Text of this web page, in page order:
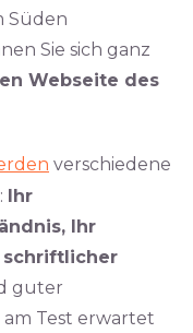
Süden
Sie sich ganz
Webseite des
verschiedene
Ihr
Ihr
schriftlicher
guter
am Test erwartet